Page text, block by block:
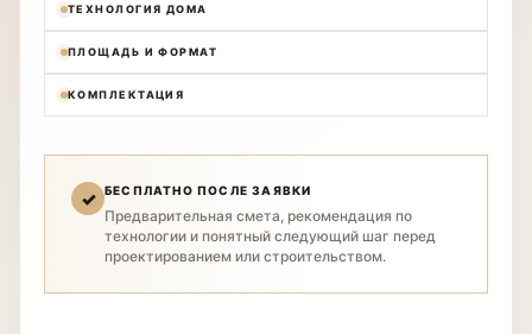
ТЕХНОЛОГИЯ ДОМА
ПЛОЩАДЬ И ФОРМАТ
КОМПЛЕКТАЦИЯ
✓ БЕСПЛАТНО ПОСЛЕ ЗАЯВКИ
Предварительная смета, рекомендация по
технологии и понятный следующий шаг перед
проектированием или строительством.